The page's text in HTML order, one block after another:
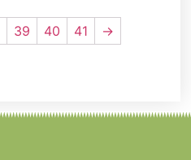
39 40 41 →